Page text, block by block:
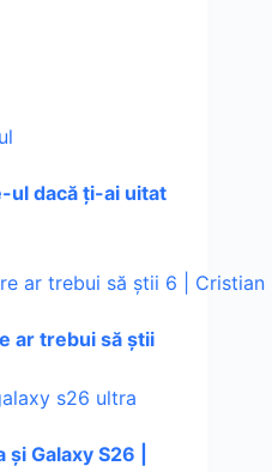
ul dacă ți-ai uitat
ar trebui să știi
Galaxy S26 |